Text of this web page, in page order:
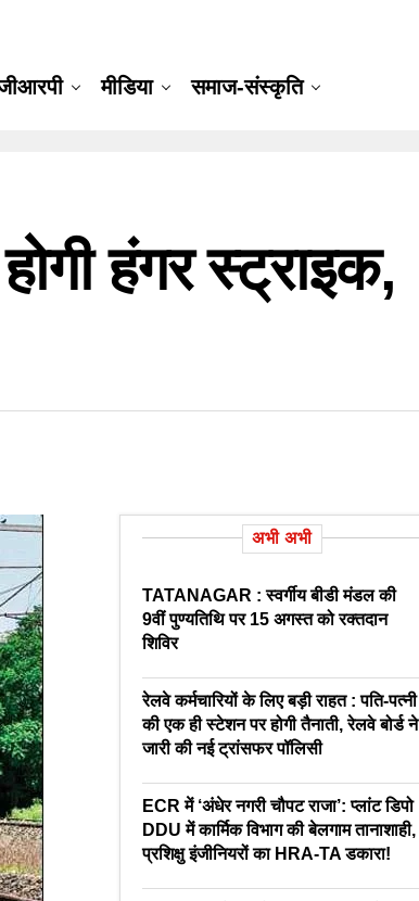
मीडिया समाज-संस्कृति
हंगर स्ट्राइक,
अभी अभी
TATANAGAR : स्वर्गीय बीडी मंडल की
9वीं पुण्यतिथि पर 15 अगस्त को रक्तदान
शिविर
रेलवे कर्मचारियों के लिए बड़ी राहत : पति-पत्नी
की एक ही स्टेशन पर होगी तैनाती, रेलवे बोर्ड ने
जारी की नई ट्रांसफर पॉलिसी
ECR में ‘अंधेर नगरी चौपट राजा’: प्लांट डिपो
DDU में कार्मिक विभाग की बेलगाम तानाशाही,
प्रशिक्षु इंजीनियरों का HRA-TA डकारा!